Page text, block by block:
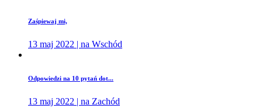
Zaśpiewaj mi,
13 maj 2022 | na Wschód
Odpowiedzi na 10 pytań dot...
13 maj 2022 | na Zachód